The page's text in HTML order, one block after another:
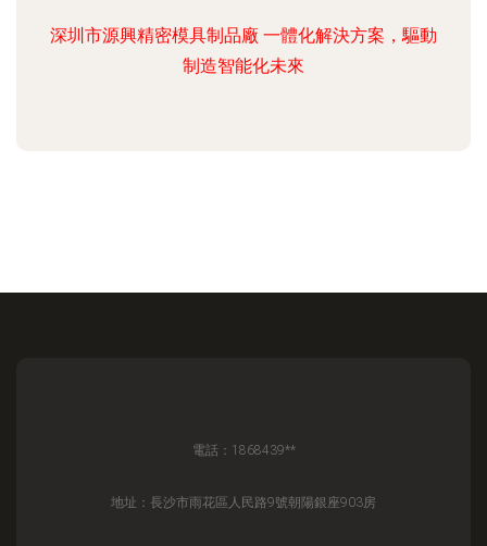
深圳市源興精密模具制品廠 一體化解決方案，驅動
制造智能化未來
電話：1868439**
地址：長沙市雨花區人民路9號朝陽銀座903房